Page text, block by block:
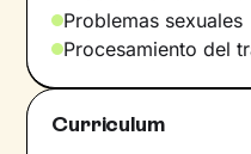
Problemas sexuales
Procesamiento del
Curriculum